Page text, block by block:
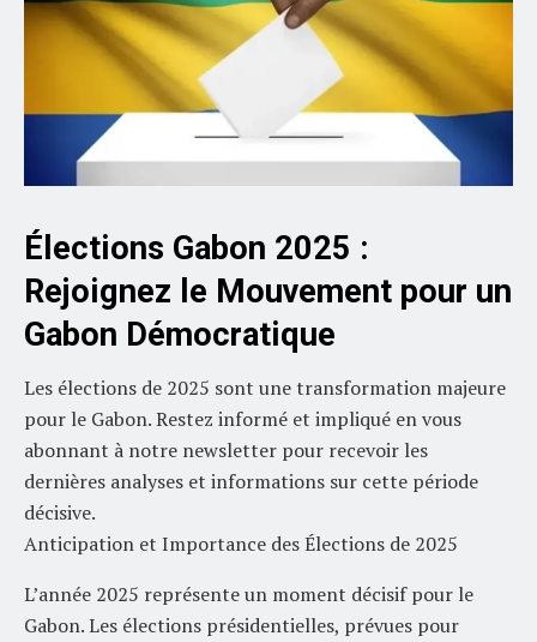
Élections Gabon 2025 :
Rejoignez le Mouvement pour un
Gabon Démocratique
Les élections de 2025 sont une transformation majeure
pour le Gabon. Restez informé et impliqué en vous
abonnant à notre newsletter pour recevoir les
dernières analyses et informations sur cette période
décisive.
Anticipation et Importance des Élections de 2025
L’année 2025 représente un moment décisif pour le
Gabon. Les élections présidentielles, prévues pour